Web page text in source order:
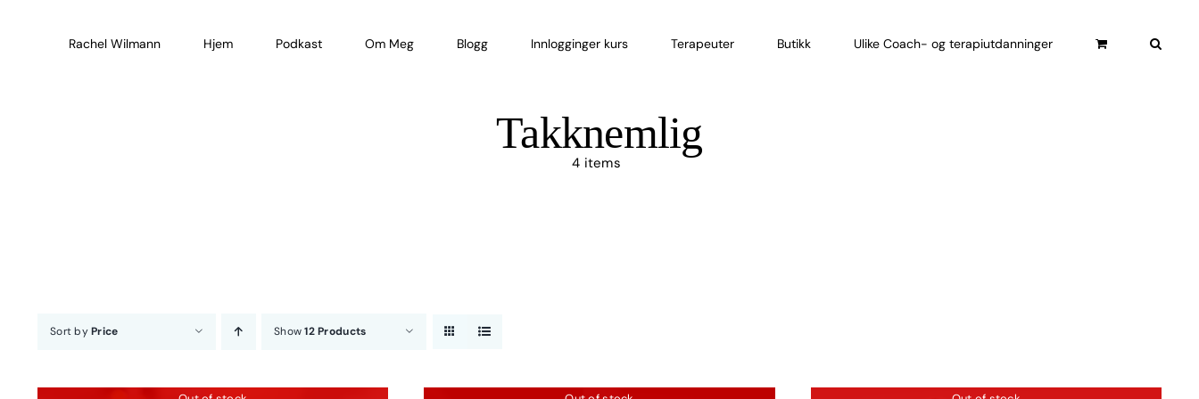
Rachel Wilmann Hjem Podkast Om Meg Blogg Innlogginger kurs Terapeuter Butikk Ulike Coach- og terapiutdanninger
Takknemlig
4 items
Sort byPrice Show12 Products